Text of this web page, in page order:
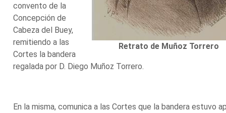
Retrato de Muñoz Torrero
convento de la
Concepción de
Cabeza del Buey,
remitiendo a las
Cortes la bandera
regalada por D. Diego Muñoz Torrero.
En la misma, comunica a las Cortes que la bandera estuvo